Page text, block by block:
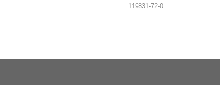
119831-72-0